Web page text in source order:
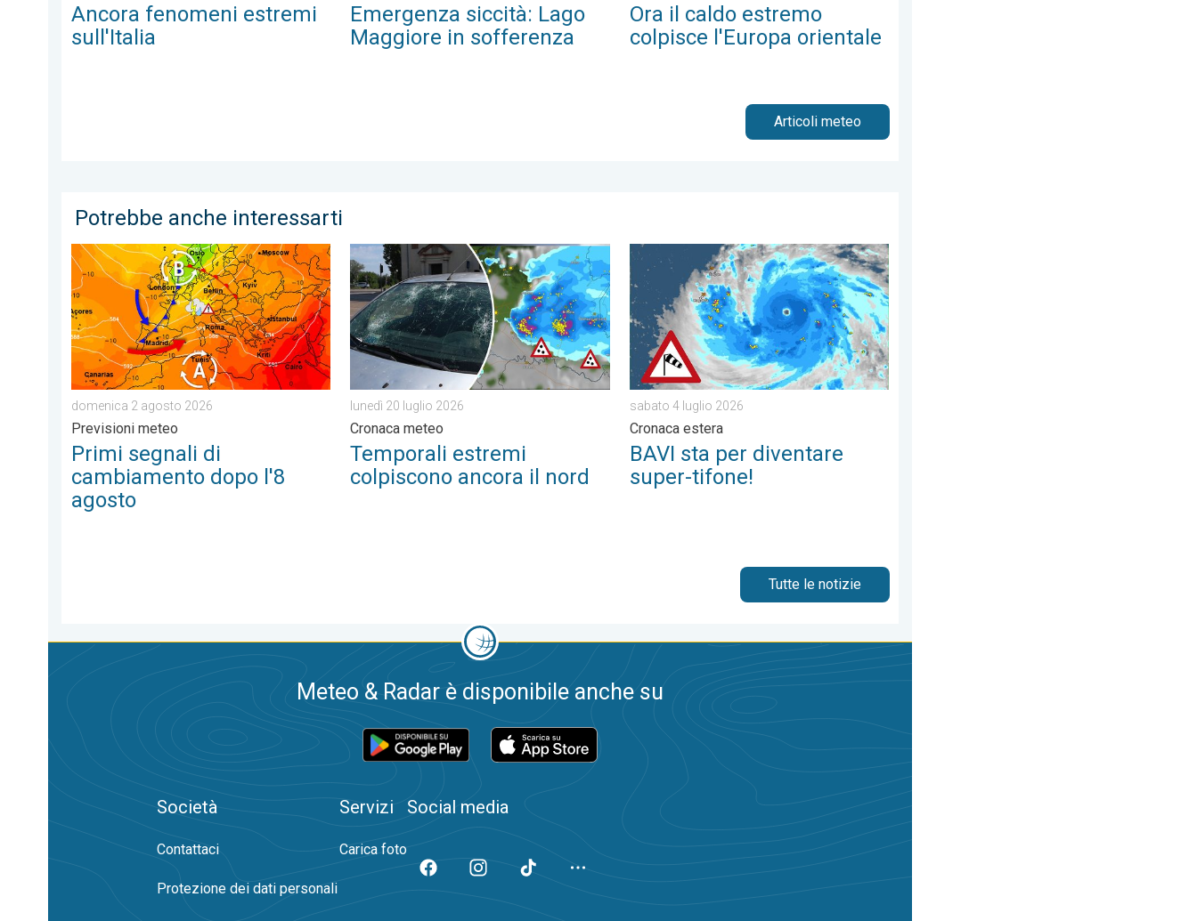
Ancora fenomeni estremi
sull'Italia
Emergenza siccità: Lago
Maggiore in sofferenza
Ora il caldo estremo
colpisce l'Europa orientale
Articoli meteo
Potrebbe anche interessarti
Primi segnali di cambiamento dopo l'8 agosto. Previsioni meteo. . . domenica 2 agosto 2026
domenica 2 agosto 2026
Previsioni meteo
Primi segnali di
cambiamento dopo l'8
agosto
Temporali estremi colpiscono ancora il nord. Cronaca meteo. . . lunedì 20 luglio 2026
lunedì 20 luglio 2026
Cronaca meteo
Temporali estremi
colpiscono ancora il nord
BAVI sta per diventare super-tifone!. Cronaca estera. . . sabato 4 luglio 2026
sabato 4 luglio 2026
Cronaca estera
BAVI sta per diventare
super-tifone!
Tutte le notizie
Meteo & Radar è disponibile anche su
Società
Contattaci
Protezione dei dati personali
Servizi
Carica foto
Social media